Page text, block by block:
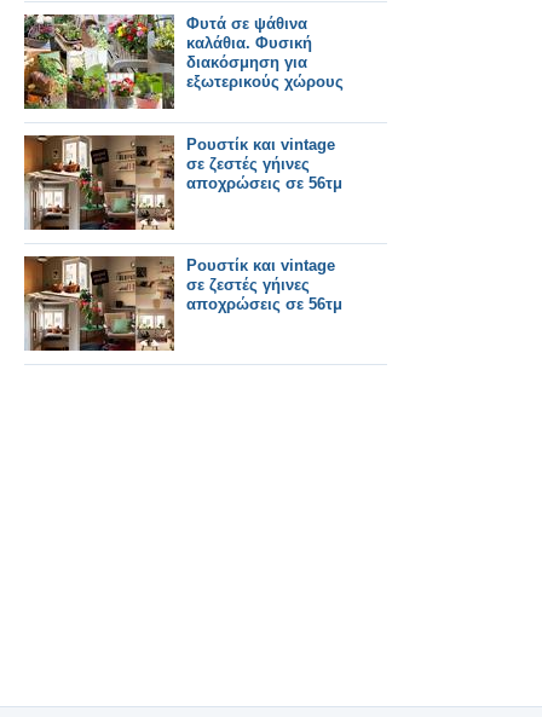
Φυτά σε ψάθινα
καλάθια. Φυσική
διακόσμηση για
εξωτερικούς χώρους
Ρουστίκ και vintage
σε ζεστές γήινες
αποχρώσεις σε 56τμ
Ρουστίκ και vintage
σε ζεστές γήινες
αποχρώσεις σε 56τμ